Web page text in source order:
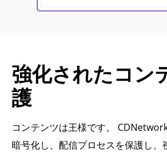
強化されたコン
護
コンテンツは王様です。
暗号化し、配信プロセスを保護し、